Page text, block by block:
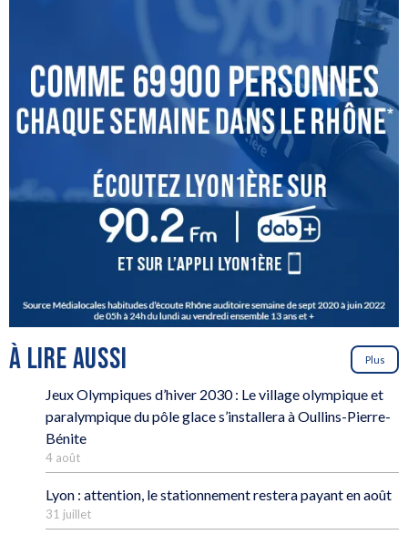
À LIRE AUSSI Plus
Jeux Olympiques d’hiver 2030 : Le village olympique et
paralympique du pôle glace s’installera à Oullins-Pierre-
Bénite
4 août
Lyon : attention, le stationnement restera payant en août
31 juillet